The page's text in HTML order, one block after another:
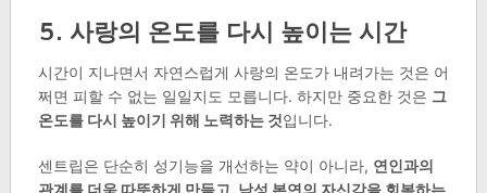
5. 사랑의 온도를 다시 높이는 시간
시간이 지나면서 자연스럽게 사랑의 온도가 내려가는 것은 어
쩌면 피할 수 없는 일일지도 모릅니다. 하지만 중요한 것은 그
온도를 다시 높이기 위해 노력하는 것입니다.
센트립은 단순히 성기능을 개선하는 약이 아니라, 연인과의
관계를 더욱 따뜻하게 만들고, 남성 본연의 자신감을 회복하는